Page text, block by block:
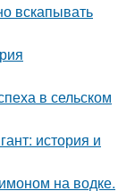
вскапывать
в сельском
история и
на водке.